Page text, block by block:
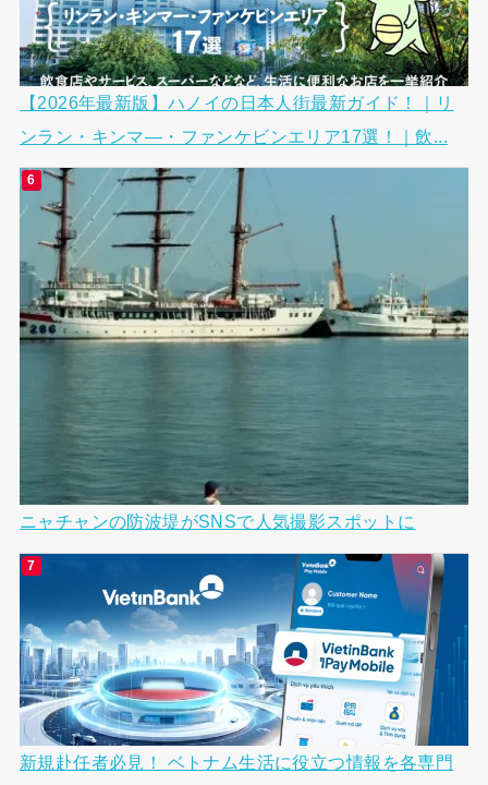
【2026年最新版】ハノイの日本人街最新ガイド！｜リ
ンラン・キンマ―・ファンケビンエリア17選！｜飲...
ニャチャンの防波堤がSNSで人気撮影スポットに
新規赴任者必見！ ベトナム生活に役立つ情報を各専門